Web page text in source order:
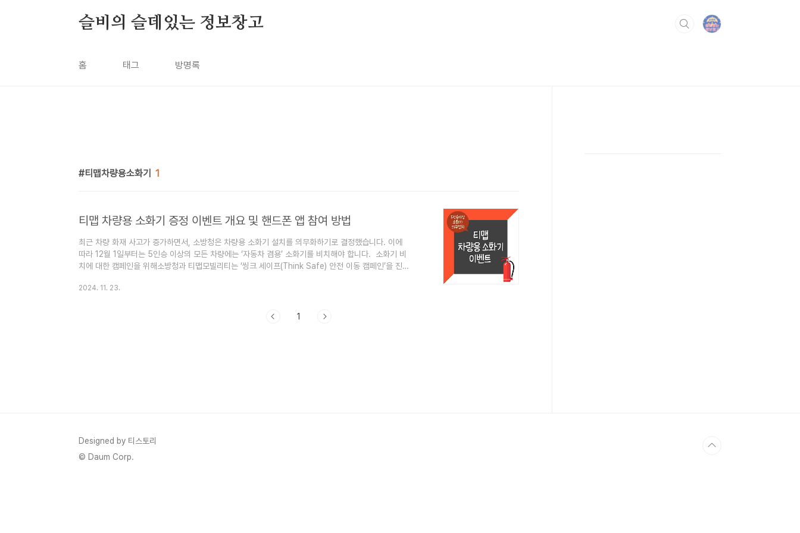
슬비의 슬데있는 정보창고
홈 태그 방명록
티맵차량용소화기 1
티맵 차량용 소화기 증정 이벤트 개요 및 핸드폰 앱 참여 방법
최근 차량 화재 사고가 증가하면서, 소방청은 차량용 소화기 설치를 의무화하기로 결정했습니다. 이에
따라 12월 1일부터는 5인승 이상의 모든 차량에는 ‘자동차 겸용’ 소화기를 비치해야 합니다. 소화기 비
치에 대한 캠페인을 위해소방청과 티맵모빌리티는 ‘씽크 세이프(Think Safe) 안전 이동 캠페인’을 진
폰에 티맵이 깔려있나요? 아래 버튼에서 이벤트를 확인하세요👆 티맵 차량용 소화기 증정 이벤트 개
맵 앱을 통해 간단한 절차를 거치면 됩니다. 티맵 홈 화면에서 ‘차량용 소화기 응모하기’ 배너를 클릭하
2024. 11. 23.
1
Designed by 티스토리
© Daum Corp.